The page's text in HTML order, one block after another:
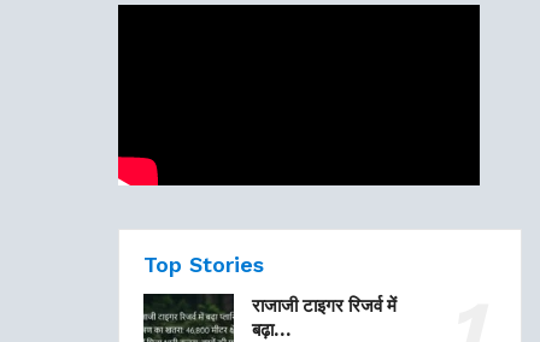
Top Stories
राजाजी टाइगर रिजर्व में
बढ़ा…